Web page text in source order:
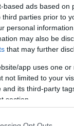
based ads based
third parties prior to
personal
may also be
that may further
app uses one
not limited to your
and its third-party
section.